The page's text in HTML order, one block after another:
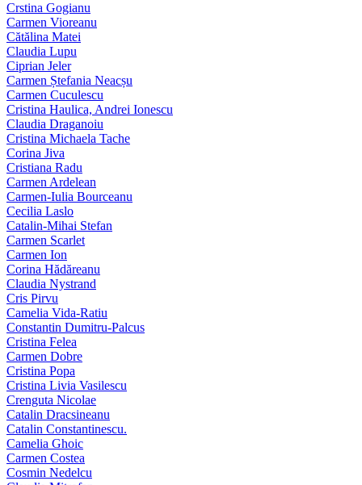
Crstina Gogianu
Carmen Vioreanu
Cătălina Matei
Claudia Lupu
Ciprian Jeler
Carmen Ștefania Neacșu
Carmen Cuculescu
Cristina Haulica, Andrei Ionescu
Claudia Draganoiu
Cristina Michaela Tache
Corina Jiva
Cristiana Radu
Carmen Ardelean
Carmen-Iulia Bourceanu
Cecilia Laslo
Catalin-Mihai Stefan
Carmen Scarlet
Carmen Ion
Corina Hădăreanu
Claudia Nystrand
Cris Pirvu
Camelia Vida-Ratiu
Constantin Dumitru‑Palcus
Cristina Felea
Carmen Dobre
Cristina Popa
Cristina Livia Vasilescu
Crenguta Nicolae
Catalin Dracsineanu
Catalin Constantinescu.
Camelia Ghoic
Carmen Costea
Cosmin Nedelcu